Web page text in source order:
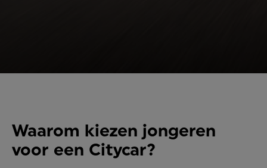
Waarom kiezen jongeren
voor een Citycar?